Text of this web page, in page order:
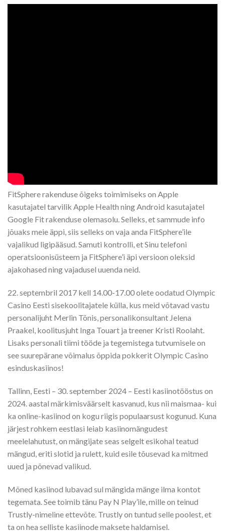
FitSphere rakenduse õigeks toimimiseks on Apple
kasutajatel tarvilik Apple Health ning Android kasutajatel
Google Fit rakenduse olemasolu. Selleks, et sammude info
jõuaks meie äppi, siis selleks on vaja anda FitSphere’ile
vajalikud ligipääsud. Samuti kontrolli, et Sinu telefoni
operatsioonisüsteem ja FitSphere’i äpi versioon oleksid
ajakohased ning vajadusel uuenda neid.
22. septembril 2017 kell 14.00-17.00 olete oodatud Olympic
Casino Eesti sisekoolitajatele külla, kus meid võtavad vastu
personalijuht Merlin Tõnis, personalikonsultant Jelena
Praakel, koolitusjuht Inga Touart ja treener Kristi Roolaht.
Lisaks personali tiimi tööde ja tegemistega tutvumisele on
see suurepärane võimalus õppida pokkerit Olympic Casino
esinduskasiinos!
Tallinn, Eesti – 30. september 2024 – Eesti kasiinotööstus on
2024. aastal märkimisväärselt kasvanud, kus nii maismaa- kui
ka online-kasiinod on kogu riigis populaarsust kogunud. Kuna
järjest rohkem eestlasi leiab kasiinomängudest
meelelahutust, on mängijate seas selgelt esikohal teatud
mängud, eriti slotid ja rulett, kuid esile tõusevad ka mitmed
uued ja põnevad valikud.
Mõned kasiinod lubavad sul mängida mänge ilma kontot
tegemata. See toimib tänu Pay N Play’ile, mille on teinud
Trustly-nimeline ettevõte. Trustly on tuntud selle poolest, et
ta on hea selliste kasiinode maksete haldamisel.